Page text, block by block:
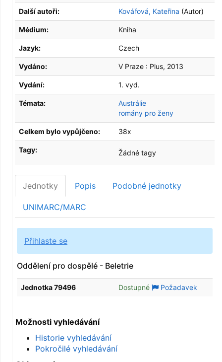
Další autoři: Kovářová, Kateřina (Autor)
Médium: Kniha
Jazyk: Czech
Vydáno: V Praze : Plus, 2013
Vydání: 1. vyd.
Témata:
Austrálie
romány pro ženy
Celkem bylo vypůjčeno: 38x
Tagy: Žádné tagy
Jednotky Popis Podobné jednotky
UNIMARC/MARC
Přihlaste se
Oddělení pro dospělé - Beletrie
Jednotka 79496 Dostupné Požadavek
Možnosti vyhledávání
Historie vyhledávání
Pokročilé vyhledávání